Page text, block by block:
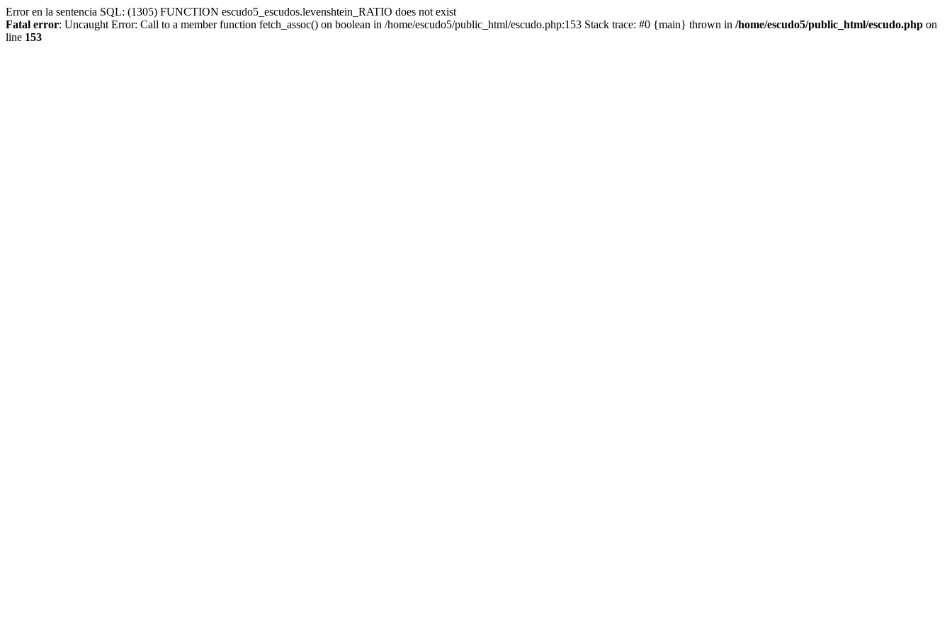
Error en la sentencia SQL: (1305) FUNCTION escudo5_escudos.levenshtein_RATIO does not exist
Fatal error: Uncaught Error: Call to a member function fetch_assoc() on boolean in /home/escudo5/public_html/escudo.php:153 Stack trace: #0 {main} thrown in /home/escudo5/public_html/escudo.php on
line 153